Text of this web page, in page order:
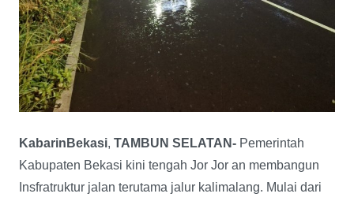
KabarinBekasi, TAMBUN SELATAN- Pemerintah
Kabupaten Bekasi kini tengah Jor Jor an membangun
Insfratruktur jalan terutama jalur kalimalang. Mulai dari